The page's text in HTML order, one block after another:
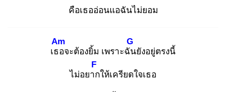
คือเธออ่อนแอฉันไม่ยอม
เธอ
Am
จะต้องยิ้ม เพราะฉัน
G
ยังอยู่ตรงนี้
ไม่อยาก
F
ให้เครียดใจเธอ